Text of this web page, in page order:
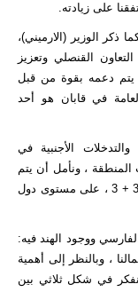
ذكر الوزير (الارميني)،
القنصلي وتعزيز
دعمه بقوة من قبل
العامة في قابان هو أحد
الأجنبية في
، ونأمل أن يتم
حل قضايا المنطقة بالصيغ المتوقعة ، بما في ذلك 3 + 3 ، على مستوى دول
ووجود الهند فيه:
، وبالنظر إلى أهمية
نفكر في شكل ثلاثي بين